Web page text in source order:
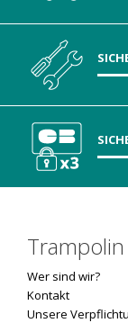
Wer sind wir?
Kontakt
Unsere